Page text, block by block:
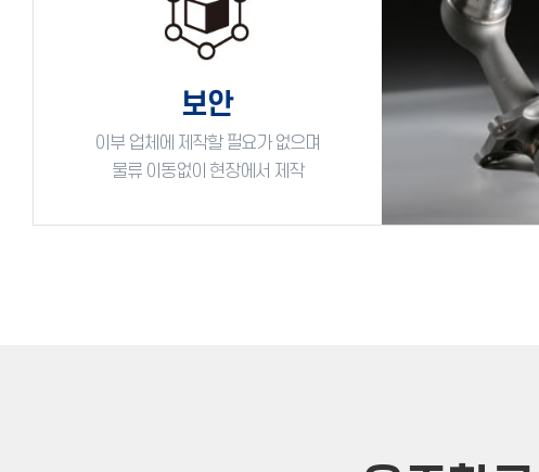
보안
이부 업체에 제작할 필요가 없으며
물류 이동없이 현장에서 제작